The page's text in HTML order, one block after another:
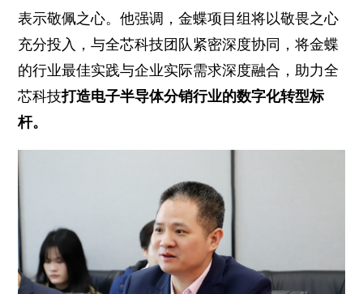
表示敬佩之心。他强调，金蝶项目组将以敬畏之心
充分投入，与全芯科技团队紧密深度协同，将金蝶
的行业最佳实践与企业实际需求深度融合，助力全
芯科技打造电子半导体分销行业的数字化转型标
杆。